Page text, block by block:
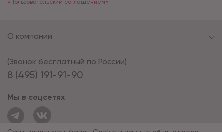
«Пользовательским соглашением»
8 (495) 191-91-90
(Звонок бесплатный по России)
Мы в соцсетях
О компании